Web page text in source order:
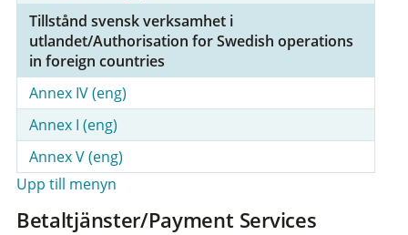
Tillstånd svensk verksamhet i
utlandet/Authorisation for Swedish operations
in foreign countries
Annex IV (eng)
Annex I (eng)
Annex V (eng)
Upp till menyn
Betaltjänster/Payment Services